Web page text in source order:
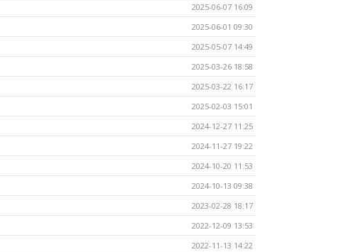
2025-06-07 16:09
2025-06-01 09:30
2025-05-07 14:49
2025-03-26 18:58
2025-03-22 16:17
2025-02-03 15:01
2024-12-27 11:25
2024-11-27 19:22
2024-10-20 11:53
2024-10-13 09:38
2023-02-28 18:17
2022-12-09 13:53
2022-11-13 14:22